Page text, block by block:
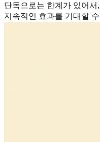
단독으로는 한계가 있어
지속적인 효과를 기대할